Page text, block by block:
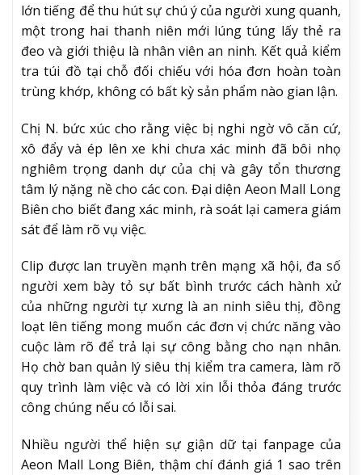
lớn tiếng để thu hút sự chú ý của người xung quanh,
một trong hai thanh niên mới lúng túng lấy thẻ ra
đeo và giới thiệu là nhân viên an ninh. Kết quả kiểm
tra túi đồ tại chỗ đối chiếu với hóa đơn hoàn toàn
trùng khớp, không có bất kỳ sản phẩm nào gian lận.
Chị N. bức xúc cho rằng việc bị nghi ngờ vô căn cứ,
xô đẩy và ép lên xe khi chưa xác minh đã bôi nhọ
nghiêm trọng danh dự của chị và gây tổn thương
tâm lý nặng nề cho các con. Đại diện Aeon Mall Long
Biên cho biết đang xác minh, rà soát lại camera giám
sát để làm rõ vụ việc.
Clip được lan truyền mạnh trên mạng xã hội, đa số
người xem bày tỏ sự bất bình trước cách hành xử
của những người tự xưng là an ninh siêu thị, đồng
loạt lên tiếng mong muốn các đơn vị chức năng vào
cuộc làm rõ để trả lại sự công bằng cho nạn nhân.
Họ chờ ban quản lý siêu thị kiểm tra camera, làm rõ
quy trình làm việc và có lời xin lỗi thỏa đáng trước
công chúng nếu có lỗi sai.
Nhiều người thể hiện sự giận dữ tại fanpage của
Aeon Mall Long Biên, thậm chí đánh giá 1 sao trên